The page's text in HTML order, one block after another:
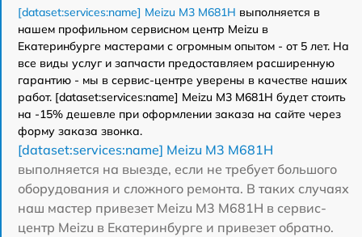
[dataset:services:name] Meizu M3 M681H выполняется в
нашем профильном сервисном центр Meizu в
Екатеринбурге мастерами с огромным опытом - от 5 лет. На
все виды услуг и запчасти предоставляем расширенную
гарантию - мы в сервис-центре уверены в качестве наших
работ. [dataset:services:name] Meizu M3 M681H будет стоить
на -15% дешевле при оформлении заказа на сайте через
форму заказа звонка.
[dataset:services:name] Meizu M3 M681H
выполняется на выезде, если не требует большого
оборудования и сложного ремонта. В таких случаях
наш мастер привезет Meizu M3 M681H в сервис-
центр Meizu в Екатеринбурге и привезет обратно.